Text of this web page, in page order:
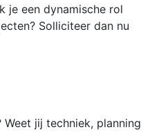
je een dynamische rol
Solliciteer dan nu
jij techniek, planning